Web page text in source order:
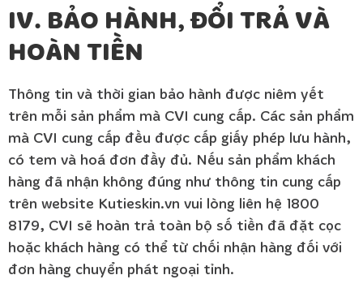
IV. BẢO HÀNH, ĐỔI TRẢ VÀ
HOÀN TIỀN
Thông tin và thời gian bảo hành được niêm yết
trên mỗi sản phẩm mà CVI cung cấp. Các sản phẩm
mà CVI cung cấp đều được cấp giấy phép lưu hành,
có tem và hoá đơn đầy đủ. Nếu sản phẩm khách
hàng đã nhận không đúng như thông tin cung cấp
trên website Kutieskin.vn vui lòng liên hệ 1800
8179, CVI sẽ hoàn trả toàn bộ số tiền đã đặt cọc
hoặc khách hàng có thể từ chối nhận hàng đối với
đơn hàng chuyển phát ngoại tỉnh.